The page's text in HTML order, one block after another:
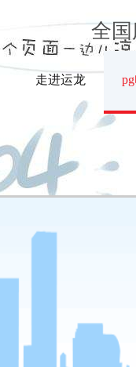
全
走进运龙